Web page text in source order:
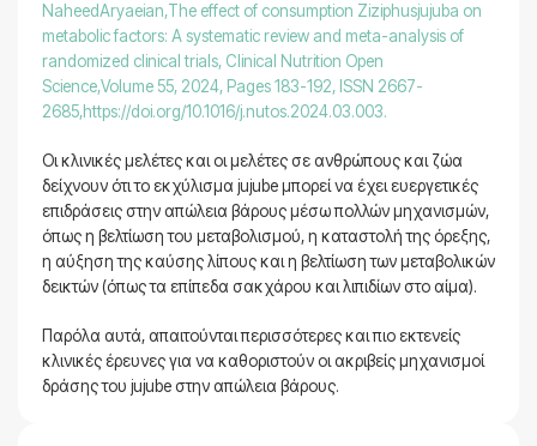
NaheedAryaeian,The effect of consumption Ziziphusjujuba on
metabolic factors: A systematic review and meta-analysis of
randomized clinical trials, Clinical Nutrition Open
Science,Volume 55, 2024, Pages 183-192, ISSN 2667-
2685,https://doi.org/10.1016/j.nutos.2024.03.003.
Οι κλινικές μελέτες και οι μελέτες σε ανθρώπους και ζώα
δείχνουν ότι το εκχύλισμα jujube μπορεί να έχει ευεργετικές
επιδράσεις στην απώλεια βάρους μέσω πολλών μηχανισμών,
όπως η βελτίωση του μεταβολισμού, η καταστολή της όρεξης,
η αύξηση της καύσης λίπους και η βελτίωση των μεταβολικών
δεικτών (όπως τα επίπεδα σακχάρου και λιπιδίων στο αίμα).
Παρόλα αυτά, απαιτούνται περισσότερες και πιο εκτενείς
κλινικές έρευνες για να καθοριστούν οι ακριβείς μηχανισμοί
δράσης του jujube στην απώλεια βάρους.